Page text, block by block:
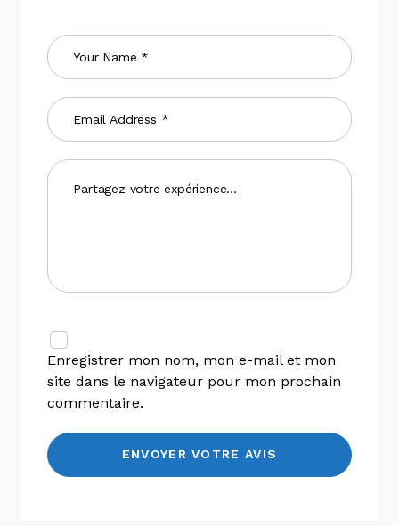
Enregistrer mon nom, mon e-mail et mon
site dans le navigateur pour mon prochain
commentaire.